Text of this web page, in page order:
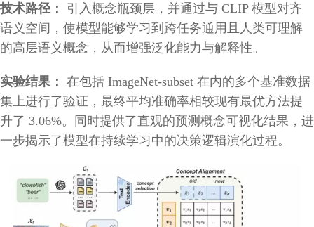
技术路径：
引入概念瓶颈层，并通过与 CLIP 模型对齐
语义空间，使模型能够学习到跨任务通用且人类可理解
的高层语义概念，从而增强泛化能力与解释性。
实验结果： 在包括 ImageNet-subset 在内的多个基准数据
集上进行了验证，最终平均准确率相较现有最优方法提
升了 3.06%。同时提供了直观的预测概念可视化结果，进
一步揭示了模型在持续学习中的决策逻辑演化过程。